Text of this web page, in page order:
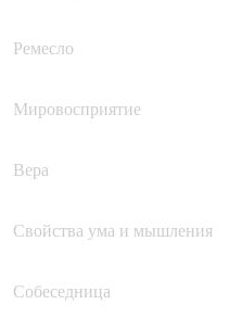
Ремесло
Мировосприятие
Вера
Свойства ума и мышления
Собеседница